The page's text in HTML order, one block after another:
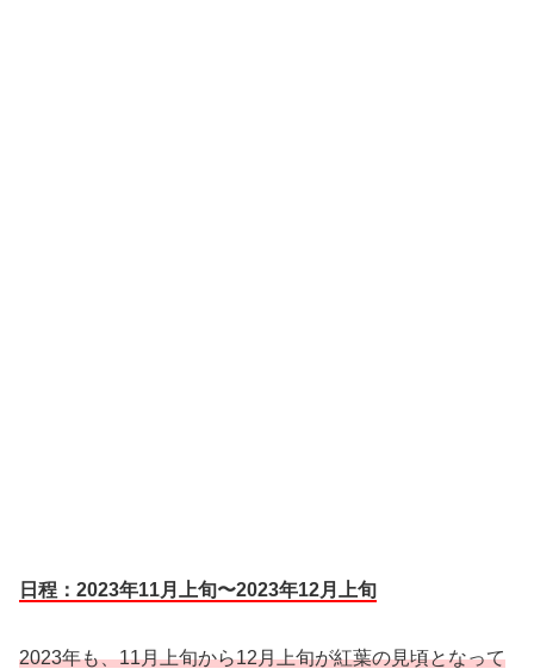
日程：2023年11月上旬〜2023年12月上旬
2023年も、11月上旬から12月上旬が紅葉の見頃となって